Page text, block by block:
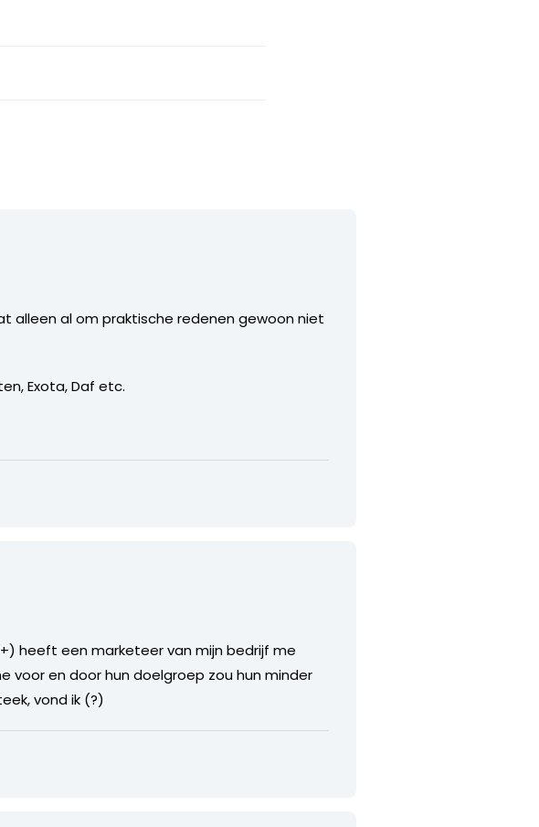
alleen al om praktische redenen gewoon niet
Exota, Daf etc.
heeft een marketeer van mijn bedrijf me
voor en door hun doelgroep zou hun minder
vond ik (?)